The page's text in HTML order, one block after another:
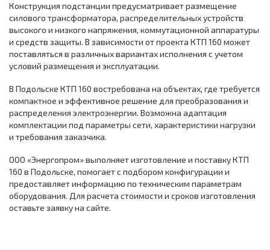
Конструкция подстанции предусматривает размещение
силового трансформатора, распределительных устройств
высокого и низкого напряжения, коммутационной аппаратуры
и средств защиты. В зависимости от проекта КТП 160 может
поставляться в различных вариантах исполнения с учетом
условий размещения и эксплуатации.
В Подольске КТП 160 востребована на объектах, где требуется
компактное и эффективное решение для преобразования и
распределения электроэнергии. Возможна адаптация
комплектации под параметры сети, характеристики нагрузки
и требования заказчика.
ООО «Энергопром» выполняет изготовление и поставку КТП
160 в Подольске, помогает с подбором конфигурации и
предоставляет информацию по техническим параметрам
оборудования. Для расчета стоимости и сроков изготовления
оставьте заявку на сайте.